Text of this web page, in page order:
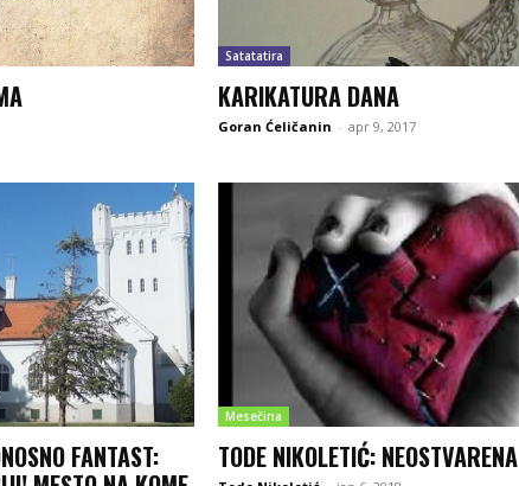
Satatatira
KARIKATURA DANA
Goran Ćeličanin - apr 9, 2017
FANTAST:
Mesečina
TODE NIKOLETIĆ: NEOSTVARENA